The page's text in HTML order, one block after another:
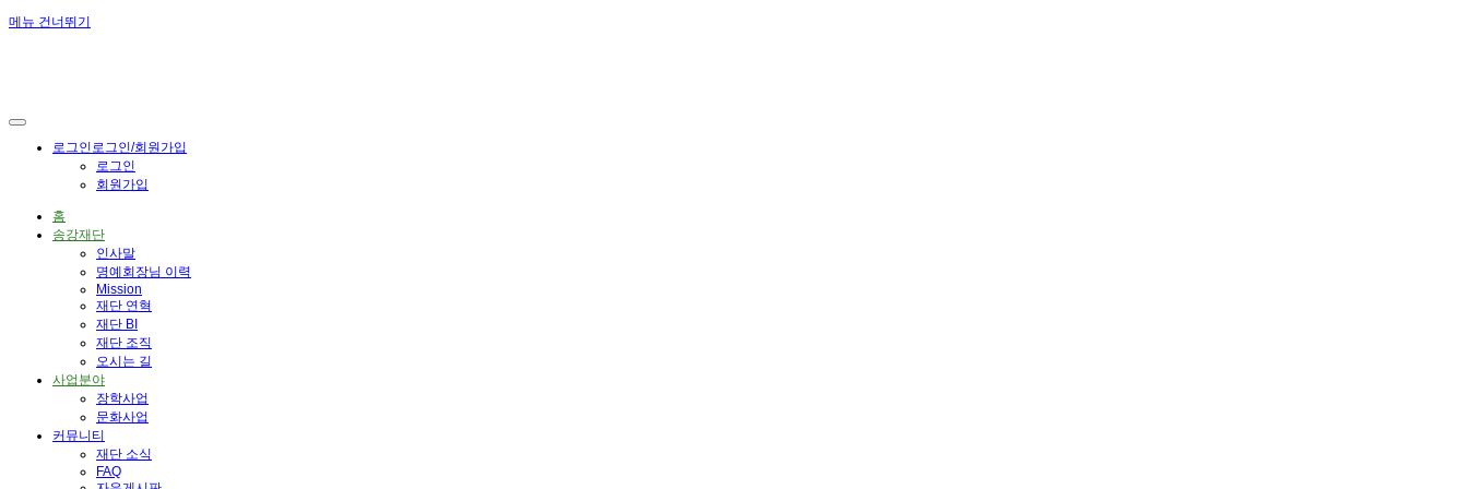
메뉴 건너뛰기
로그인로그인/회원가입
로그인
회원가입
홈
송강재단
인사말
명예회장님 이력
Mission
재단 연혁
재단 BI
재단 조직
오시는 길
사업분야
장학사업
문화사업
커뮤니티
재단 소식
FAQ